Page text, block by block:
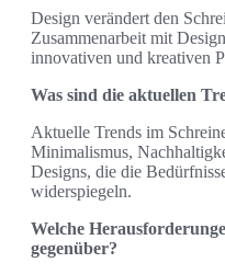
Design verändert den
Zusammenarbeit mit
innovativen und kreativen
Was sind die aktuellen
Aktuelle Trends im
Minimalismus,
Designs, die die
widerspiegeln.
Welche
gegenüber?